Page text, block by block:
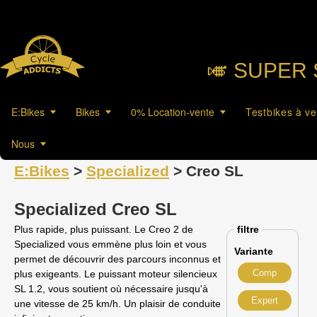
🎺︎ SUPER
E:Bikes Bikes 0% Location-vente Testbikes à
Nous
E:Bikes > Specialized > Creo SL
Specialized Creo SL
Plus rapide, plus puissant. Le Creo 2 de
Specialized vous emmène plus loin et vous
permet de découvrir des parcours inconnus et
plus exigeants. Le puissant moteur silencieux
SL 1.2, vous soutient où nécessaire jusqu'à
une vitesse de 25 km/h. Un plaisir de conduite
filtre
Variante
Comp
Expert